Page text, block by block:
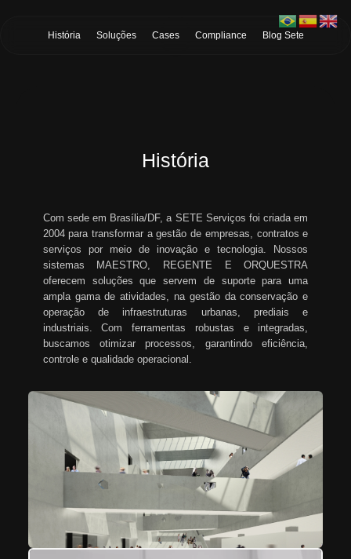
História Soluções Cases Compliance Blog Sete
História
Com sede em Brasília/DF, a SETE Serviços foi criada em
2004 para transformar a gestão de empresas, contratos e
serviços por meio de inovação e tecnologia. Nossos
sistemas MAESTRO, REGENTE E ORQUESTRA
oferecem soluções que servem de suporte para uma
ampla gama de atividades, na gestão da conservação e
operação de infraestruturas urbanas, prediais e
industriais. Com ferramentas robustas e integradas,
buscamos otimizar processos, garantindo eficiência,
controle e qualidade operacional.